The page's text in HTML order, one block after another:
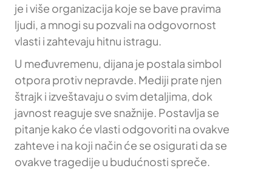
je i više organizacija koje se bave pravima
ljudi, a mnogi su pozvali na odgovornost
vlasti i zahtevaju hitnu istragu.
U međuvremenu, dijana je postala simbol
otpora protiv nepravde. Mediji prate njen
štrajk i izveštavaju o svim detaljima, dok
javnost reaguje sve snažnije. Postavlja se
pitanje kako će vlasti odgovoriti na ovakve
zahteve i na koji način će se osigurati da se
ovakve tragedije u budućnosti spreče.